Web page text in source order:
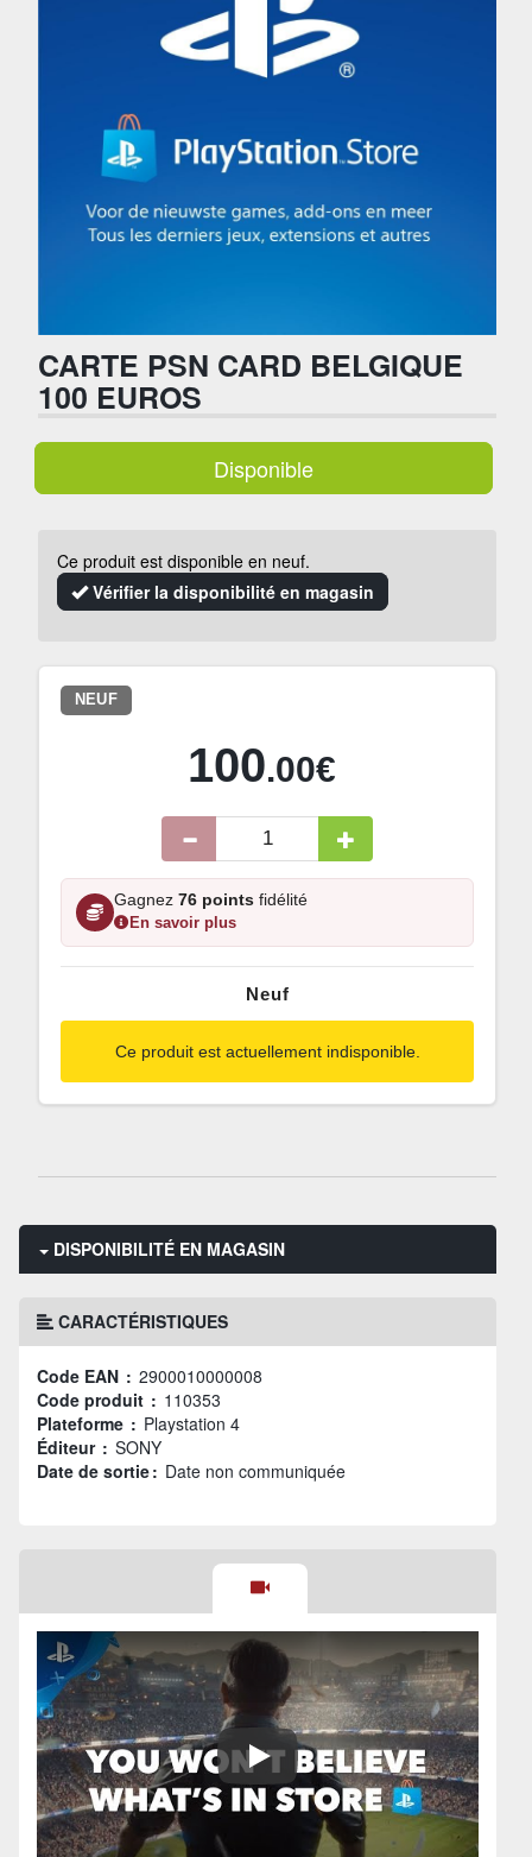
CARTE PSN CARD BELGIQUE
100 EUROS
Disponible
Ce produit est disponible en neuf.
Vérifier la disponibilité en magasin
NEUF
100.00€
Gagnez 76 points fidélité
En savoir plus
Neuf
Ce produit est actuellement indisponible.
DISPONIBILITÉ EN MAGASIN
CARACTÉRISTIQUES
Code EAN : 2900010000008
Code produit : 110353
Plateforme : Playstation 4
Éditeur : SONY
Date de sortie : Date non communiquée
Play: Keynote (Google I /O '18)